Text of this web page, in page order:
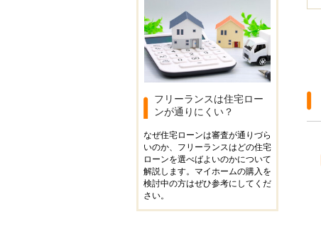
フリーランスは住宅ロー
ンが通りにくい？
なぜ住宅ローンは審査が通りづら
いのか、フリーランスはどの住宅
ローンを選べばよいのかについて
解説します。マイホームの購入を
検討中の方はぜひ参考にしてくだ
さい。